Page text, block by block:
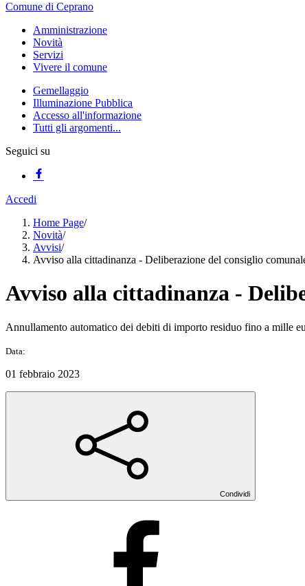
Comune di Ceprano
Amministrazione
Novità
Servizi
Vivere il comune
Gemellaggio
Illuminazione Pubblica
Accesso all'informazione
Tutti gli argomenti...
Seguici su
Accedi
Home Page/
Novità/
Avvisi/
Avviso alla cittadinanza - Deliberazione del consiglio
Avviso alla cittadinanza -
Annullamento automatico dei debiti di importo residuo fino a mille
Data:
01 febbraio 2023
Condividi